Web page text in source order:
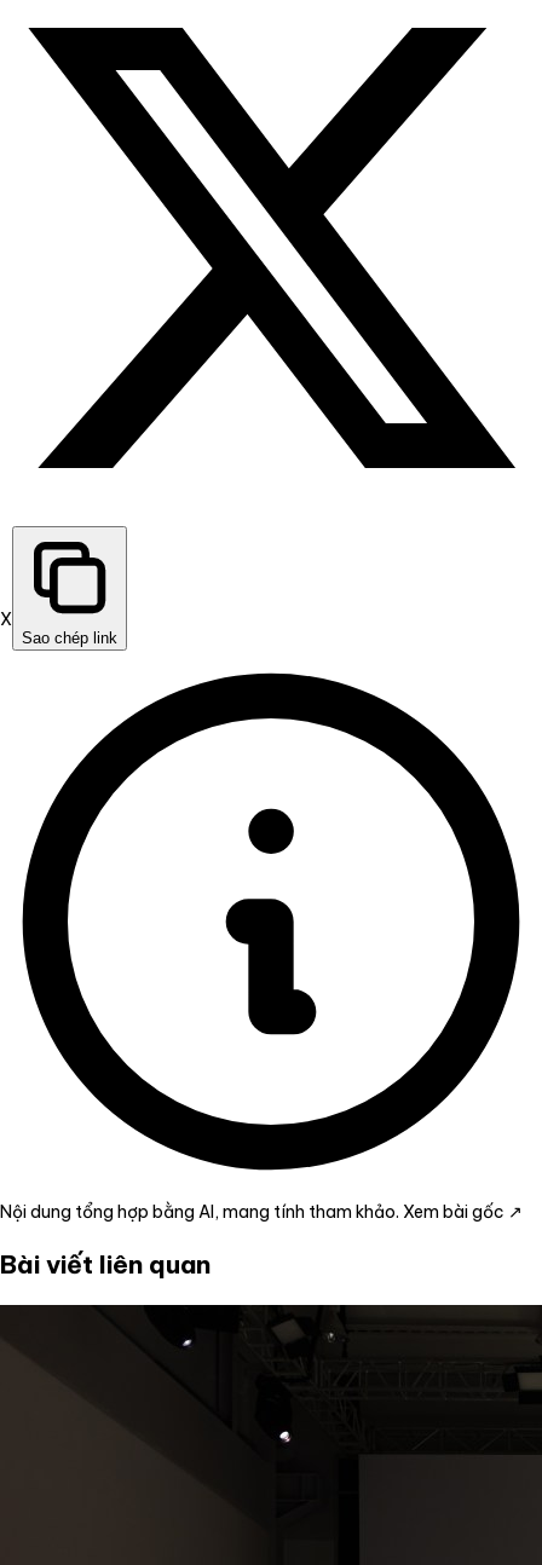
X
Sao chép link
Nội dung tổng hợp bằng AI, mang tính tham khảo. Xem bài gốc ↗
Bài viết liên quan